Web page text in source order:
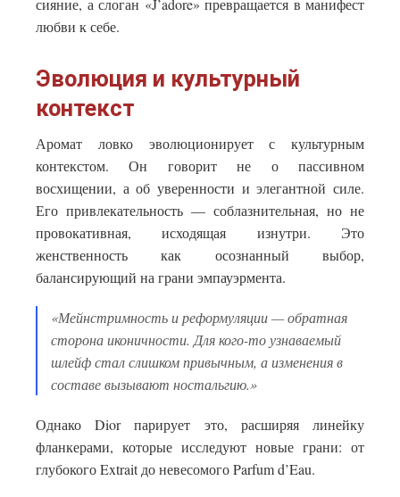
любви к себе.
Эволюция и культурный
контекст
Аромат ловко эволюционирует с культурным
контекстом. Он говорит не о пассивном
восхищении, а об уверенности и элегантной силе.
Его привлекательность — соблазнительная, но не
провокативная, исходящая изнутри. Это
женственность как осознанный выбор,
балансирующий на грани эмпауэрмента.
«Мейнстримность и реформуляции — обратная
сторона иконичности. Для кого-то узнаваемый
шлейф стал слишком привычным, а изменения в
составе вызывают ностальгию.»
Однако Dior парирует это, расширяя линейку
фланкерами, которые исследуют новые грани: от
глубокого Extrait до невесомого Parfum d’Eau.